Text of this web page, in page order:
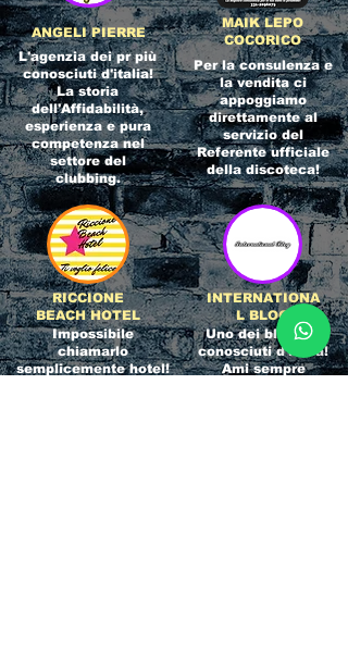
ANGELI PIERRE
L'agenzia dei pr più
conosciuti d'italia!
La storia
dell'Affidabilità,
esperienza e pura
competenza nel
settore del
clubbing.
MAIK LEPO
COCORICO
Per la consulenza e
la vendita ci
appoggiamo
direttamente al
servizio del
Referente ufficiale
della discoteca!
RICCIONE
BEACH HOTEL
Impossibile
chiamarlo
semplicemente hotel!
INTERNATIONA
L BLOG
Uno dei blog più
conosciuti d'italia!
Ami sempre